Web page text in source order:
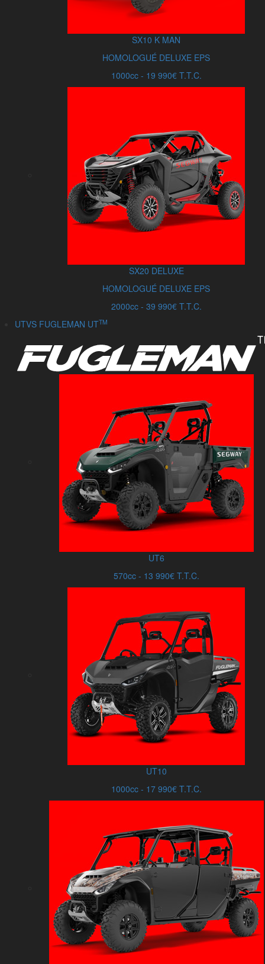
SX10 K MAN
HOMOLOGUÉ DELUXE EPS
1000cc - 19 990€ T.T.C.
SX20 DELUXE
HOMOLOGUÉ DELUXE EPS
2000cc - 39 990€ T.T.C.
UTVS FUGLEMAN UTTM
UT6
570cc - 13 990€ T.T.C.
UT10
1000cc - 17 990€ T.T.C.